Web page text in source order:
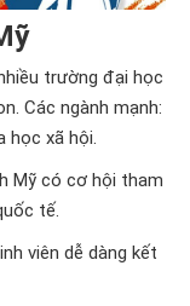
trường đại học
Các ngành mạnh:
học xã hội.
Mỹ có cơ hội tham
tế.
viên dễ dàng kết